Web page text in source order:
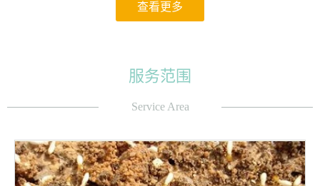
查看更多
服务范围
Service Area